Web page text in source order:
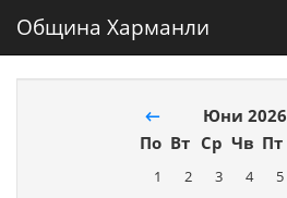
Община Харманли
← Юни 2026
По Вт Ср Чв Пт
1 2 3 4 5